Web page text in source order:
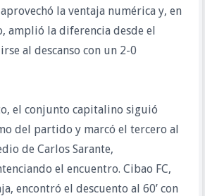
la ventaja numérica y, en
amplió la diferencia desde el
al descanso con un 2-0
el conjunto capitalino siguió
del partido y marcó el tercero al
de Carlos Sarante,
el encuentro. Cibao FC,
encontró el descuento al 60’ con